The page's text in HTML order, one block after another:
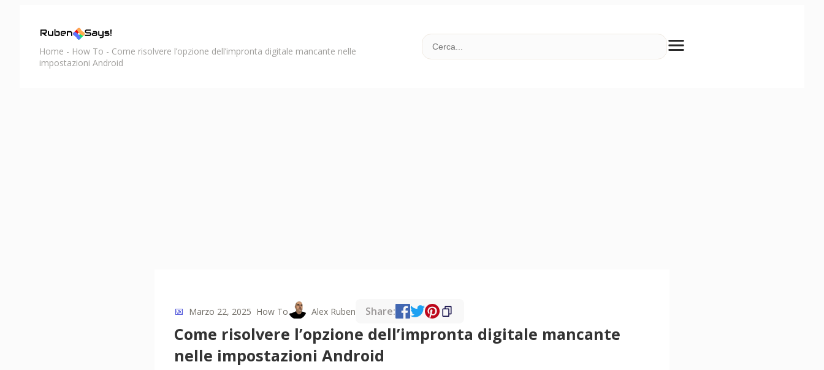
Home - How To - Come risolvere l’opzione dell’impronta digitale mancante nelle
impostazioni Android
📅 Marzo 22, 2025 How To Alex Ruben Share:
Come risolvere l’opzione dell’impronta digitale mancante
nelle impostazioni Android